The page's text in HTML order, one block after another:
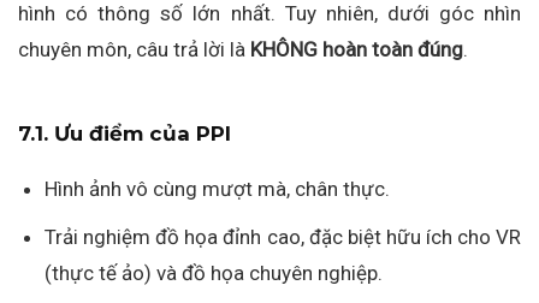
hình có thông số lớn nhất. Tuy nhiên, dưới góc nhìn
chuyên môn, câu trả lời là KHÔNG hoàn toàn đúng.
7.1. Ưu điểm của PPI
Hình ảnh vô cùng mượt mà, chân thực.
Trải nghiệm đồ họa đỉnh cao, đặc biệt hữu ích cho VR
(thực tế ảo) và đồ họa chuyên nghiệp.